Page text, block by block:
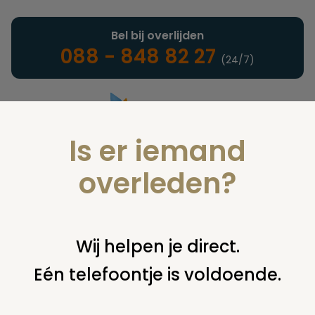
Landelijke uitvaartonderneming
Bel bij overlijden
088 - 848 82 27 (24/7)
U bent hier: home juridisch overige wilsbeschikking
executeur-testamentair benoemen (sinds 1-1-2003)
Is er iemand
overleden?
Wij helpen je direct.
Eén telefoontje is voldoende.